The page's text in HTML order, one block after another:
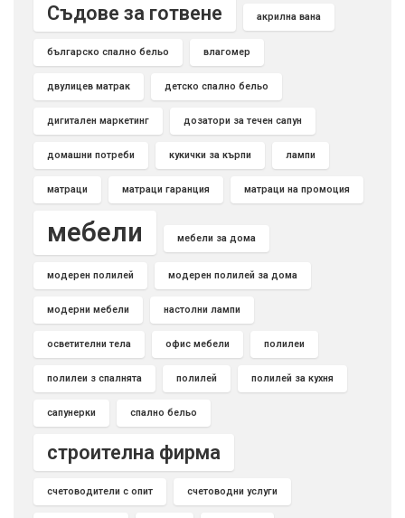
Съдове за готвене акрилна вана
българско спално бельо влагомер
двулицев матрак детско спално бельо
дигитален маркетинг дозатори за течен сапун
домашни потреби кукички за кърпи лампи
матраци матраци гаранция матраци на промоция
мебели мебели за дома
модерен полилей модерен полилей за дома
модерни мебели настолни лампи
осветителни тела офис мебели полилеи
полилеи з спалнята полилей полилей за кухня
сапунерки спално бельо
строителна фирма
счетоводители с опит счетоводни услуги